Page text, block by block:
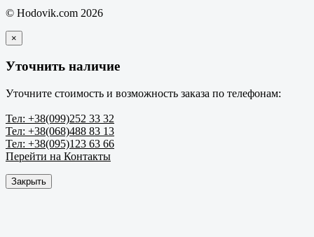
© Hodovik.com 2026
×
Уточнить наличие
Уточните стоимость и возможность заказа по телефонам:
Тел: +38(099)252 33 32
Тел: +38(068)488 83 13
Тел: +38(095)123 63 66
Перейти на Контакты
Закрыть